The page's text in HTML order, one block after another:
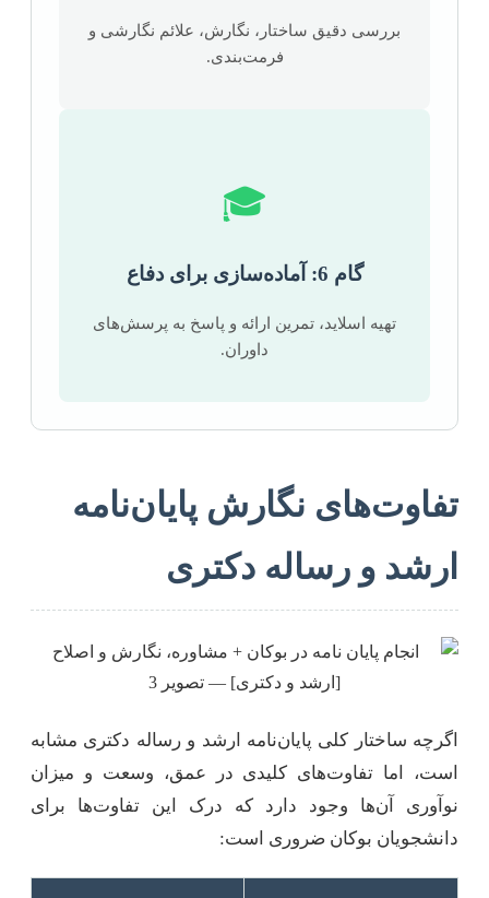
بررسی دقیق ساختار، نگارش، علائم نگارشی و
فرمت‌بندی.
🎓
گام 6: آماده‌سازی برای دفاع
تهیه اسلاید، تمرین ارائه و پاسخ به پرسش‌های
داوران.
تفاوت‌های نگارش پایان‌نامه
ارشد و رساله دکتری
اگرچه ساختار کلی پایان‌نامه ارشد و رساله دکتری مشابه
است، اما تفاوت‌های کلیدی در عمق، وسعت و میزان
نوآوری آن‌ها وجود دارد که درک این تفاوت‌ها برای
دانشجویان بوکان ضروری است: